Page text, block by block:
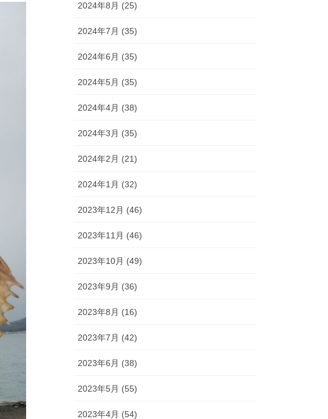
2024年8月 (25)
2024年7月 (35)
2024年6月 (35)
2024年5月 (35)
2024年4月 (38)
2024年3月 (35)
2024年2月 (21)
2024年1月 (32)
2023年12月 (46)
2023年11月 (46)
2023年10月 (49)
2023年9月 (36)
2023年8月 (16)
2023年7月 (42)
2023年6月 (38)
2023年5月 (55)
2023年4月 (54)